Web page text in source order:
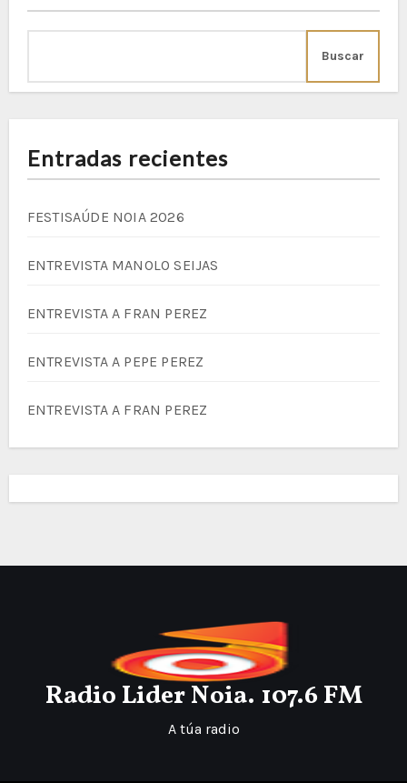
Buscar
Entradas recientes
FESTISAÚDE NOIA 2026
ENTREVISTA MANOLO SEIJAS
ENTREVISTA A FRAN PEREZ
ENTREVISTA A PEPE PEREZ
ENTREVISTA A FRAN PEREZ
Radio Lider Noia. 107.6 FM
A túa radio